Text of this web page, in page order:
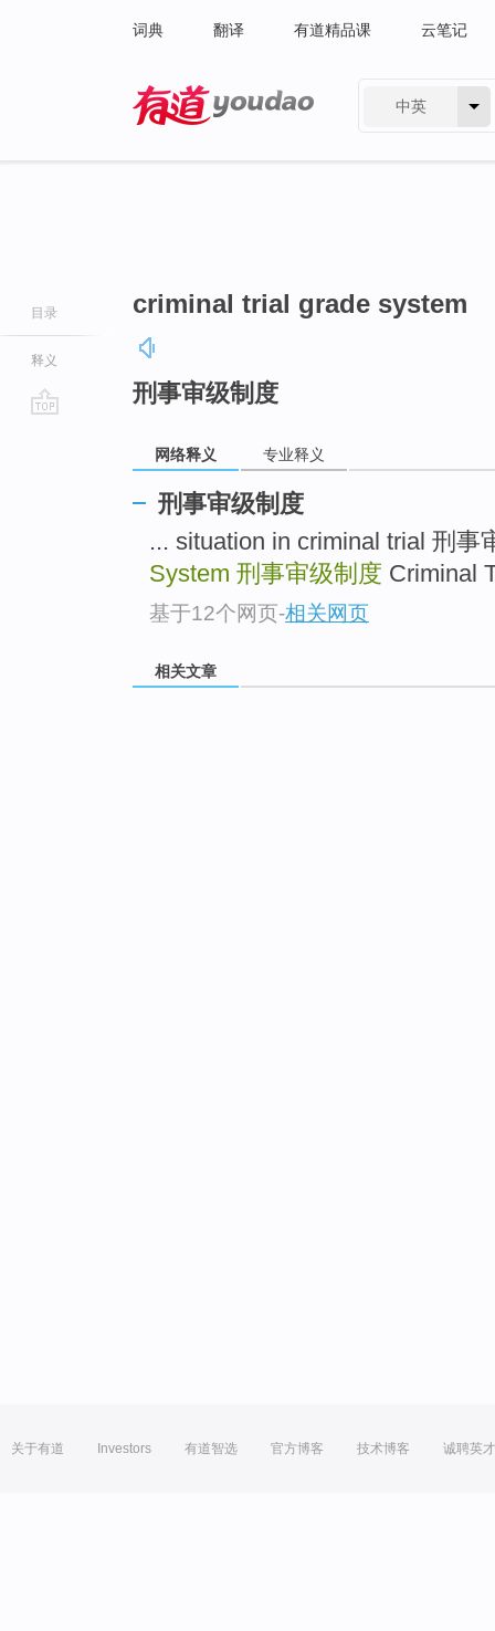
词典 翻译 有道精品课 云笔记
中英
目录
释义
criminal trial grade system
刑事审级制度
网络释义 专业释义
刑事审级制度
... situation in criminal trial 刑事
System 刑事审级制度 Criminal
基于12个网页-相关网页
相关文章
关于有道 Investors 有道智选 官方博客 技术博客 诚聘英才